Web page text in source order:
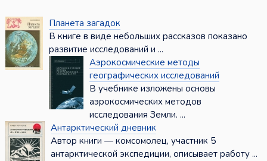
Планета загадок
В книге в виде небольших рассказов показано
развитие исследований и ...
Аэрокосмические методы
географических исследований
В учебнике изложены основы
аэрокосмических методов
исследования Земли. ...
Антарктический дневник
Автор книги — комсомолец, участник 5
антарктической экспедиции, описывает работу ...